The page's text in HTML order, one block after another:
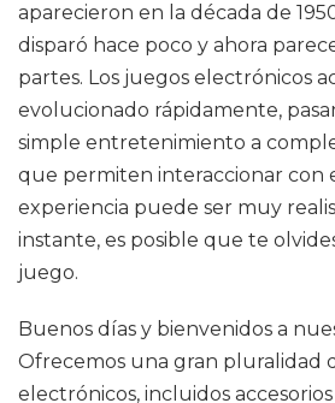
aparecieron en la década de
disparó hace poco y ahora
partes. Los juegos electrónicos
evolucionado rápidamente,
simple entretenimiento a
que permiten interaccionar con
experiencia puede ser muy
instante, es posible que te
juego.
Buenos días y bienvenidos a
Ofrecemos una gran pluralidad
electrónicos, incluidos